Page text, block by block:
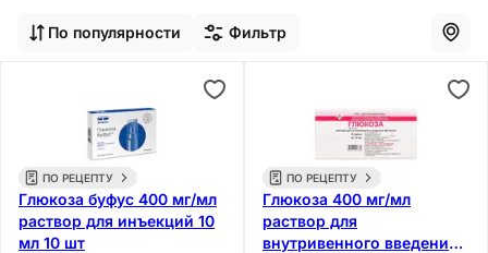
По популярности Фильтр
ПО РЕЦЕПТУ
Глюкоза буфус 400 мг/мл
раствор для инъекций 10
мл 10 шт
ПО РЕЦЕПТУ
Глюкоза 400 мг/мл
раствор для
внутривенного введения